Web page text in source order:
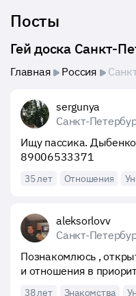
Посты
Гей доска Санкт-
Главная Россия
sergunya
Санкт-
Ищу пассика.
89006533371
35 лет Отношения
aleksorlovv
Санкт-
Познакомлюсь ,
и отношения в
38 лет Знакомства